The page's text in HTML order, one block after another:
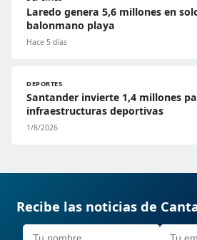
Laredo genera 5,6 millones en
balonmano playa
Hace 5 días
DEPORTES
Santander invierte 1,4 millones
infraestructuras deportivas
1/8/2026
Recibe las noticias de